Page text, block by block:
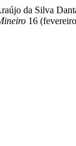
da Silva
16